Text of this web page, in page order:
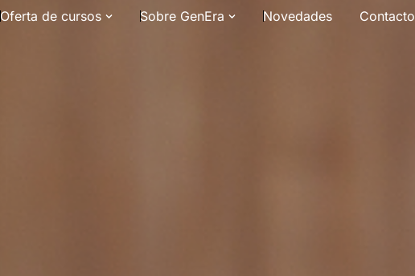
Oferta de cursos Sobre GenEra Novedades Contacto